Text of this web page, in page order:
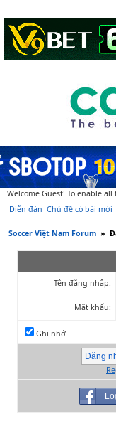
Welcome Guest! To enable
Diễn đàn Chủ đề có bài mới
Soccer Việt Nam Forum »
Tên đăng nhập:
Mật khẩu:
Ghi nhớ